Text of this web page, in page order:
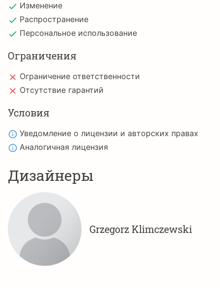
Изменение
Распространение
Персональное использование
Ограничения
Ограничение ответственности
Отсутствие гарантий
Условия
Уведомление о лицензии и авторских правах
Аналогичная лицензия
Дизайнеры
Grzegorz Klimczewski